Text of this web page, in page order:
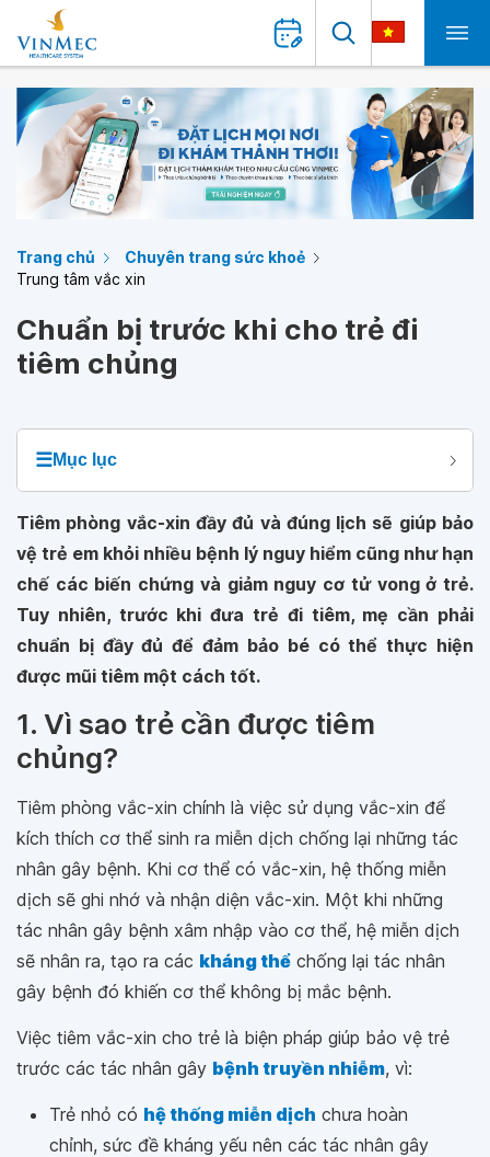
Trang chủ
Chuyên trang sức khoẻ
Trung tâm vắc xin
Chuẩn bị trước khi cho trẻ đi
tiêm chủng
☰Mục lục
Tiêm phòng vắc-xin đầy đủ và đúng lịch sẽ giúp bảo
vệ trẻ em khỏi nhiều bệnh lý nguy hiểm cũng như hạn
chế các biến chứng và giảm nguy cơ tử vong ở trẻ.
Tuy nhiên, trước khi đưa trẻ đi tiêm, mẹ cần phải
chuẩn bị đầy đủ để đảm bảo bé có thể thực hiện
được mũi tiêm một cách tốt.
1. Vì sao trẻ cần được tiêm
chủng?
Tiêm phòng vắc-xin chính là việc sử dụng vắc-xin để
kích thích cơ thể sinh ra miễn dịch chống lại những tác
nhân gây bệnh. Khi cơ thể có vắc-xin, hệ thống miễn
dịch sẽ ghi nhớ và nhận diện vắc-xin. Một khi những
tác nhân gây bệnh xâm nhập vào cơ thể, hệ miễn dịch
sẽ nhân ra, tạo ra các kháng thể chống lại tác nhân
gây bệnh đó khiến cơ thể không bị mắc bệnh.
Việc tiêm vắc-xin cho trẻ là biện pháp giúp bảo vệ trẻ
trước các tác nhân gây bệnh truyền nhiễm, vì:
Trẻ nhỏ có hệ thống miễn dịch chưa hoàn
chỉnh, sức đề kháng yếu nên các tác nhân gây